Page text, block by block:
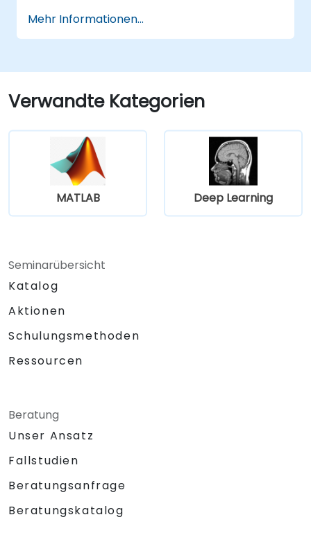
Entscheidungen von Deep Learning-
Modellen nachvollziehbar interpretieren
Die Abwägungen zwischen
Leistungsfähigkeit und Transparenz zu
bewerten.
Mehr Informationen...
Verwandte Kategorien
MATLAB Deep Learning
Seminarübersicht
Katalog
Aktionen
Schulungsmethoden
Ressourcen
Beratung
Unser Ansatz
Fallstudien
Beratungsanfrage
Beratungskatalog